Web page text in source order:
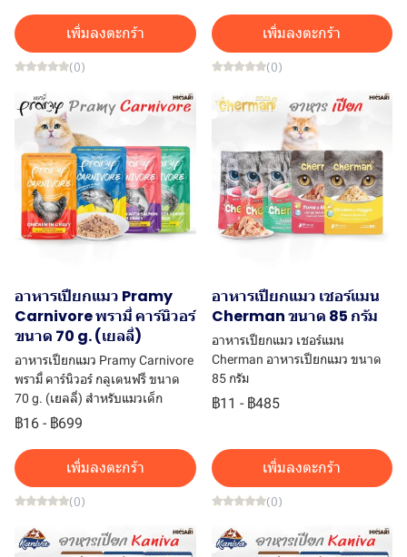
เพิ่มลงตะกร้า
(0)
เพิ่มลงตะกร้า
(0)
อาหารเปียกแมว Pramy
Carnivore พรามี่ คาร์นิวอร์
ขนาด 70 g. (เยลลี่)
อาหารเปียกแมว Pramy Carnivore
พรามี่ คาร์นิวอร์ กลูเตนฟรี ขนาด
70 g. (เยลลี่) สำหรับแมวเด็ก
฿16 - ฿699
เพิ่มลงตะกร้า
(0)
อาหารเปียกแมว เชอร์แมน
Cherman ขนาด 85 กรัม
อาหารเปียกแมว เชอร์แมน
Cherman อาหารเปียกแมว ขนาด
85 กรัม
฿11 - ฿485
เพิ่มลงตะกร้า
(0)